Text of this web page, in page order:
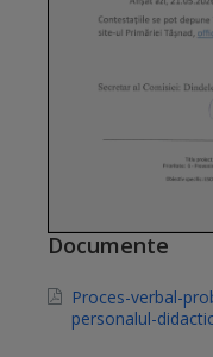
Documente
Proces-verbal-
personalul-